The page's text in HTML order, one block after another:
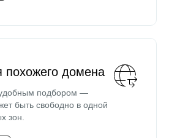
похожего домена
удобным подбором —
быть свободно в одной
зон.